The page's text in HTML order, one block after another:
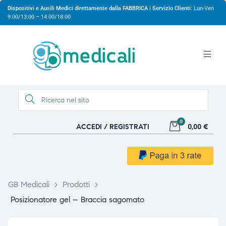
Dispositivi e Ausili Medici direttamente dalla FABBRICA | Servizio Clienti: Lun-Ven
9:00/13:00 – 14:00/18:00
ACCEDI / REGISTRATI
0
0,00 €
GB Medicali > Prodotti
>
Posizionatore gel – Braccia sagomato